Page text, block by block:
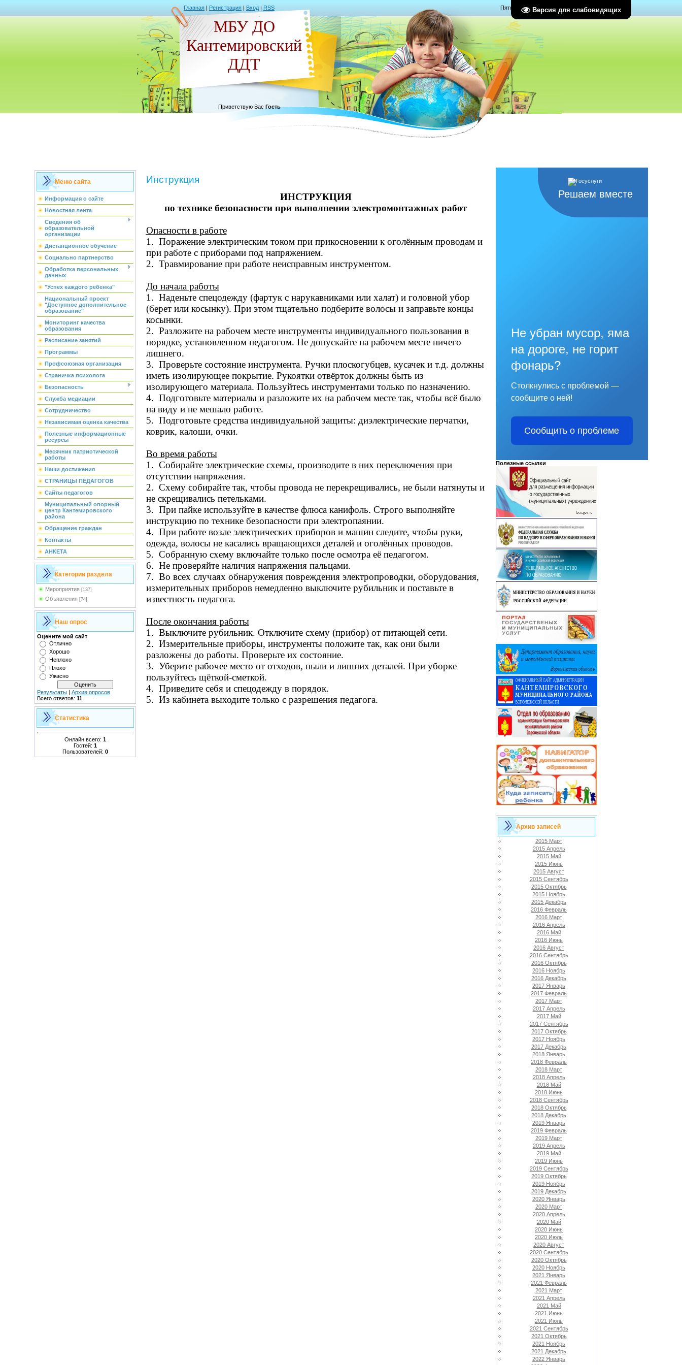
Версия для слабовидящих
Главная | Регистрация | Вход | RSS Пятница, 07.08.2026, 09:44
МБУ ДО
Кантемировский
ДДТ
Приветствую Вас Гость
Меню сайта
Информация о сайте
Новостная лента
Сведения об
образовательной
организации
Дистанционное обучение
Социально партнерство
Обработка персональных
данных
"Успех каждого ребенка"
Национальный проект
"Доступное дополнительное
образование"
Мониторинг качества
образования
Расписание занятий
Программы
Профсоюзная организация
Страничка психолога
Безопасность
Служба медиации
Сотрудничество
Независимая оценка качества
Полезные информационные
ресурсы
Месячник патриотической
работы
Наши достижения
СТРАНИЦЫ ПЕДАГОГОВ
Сайты педагогов
Муниципальный опорный
центр Кантемировского
района
Обращение граждан
Контакты
АНКЕТА
Категории раздела
Мероприятия [137]
Объявления [74]
Наш опрос
Оцените мой сайт
Отлично
Хорошо
Неплохо
Плохо
Ужасно
Результаты| Архив опросов
Всего ответов: 11
Статистика
Онлайн всего: 1
Гостей: 1
Пользователей: 0
Инструкция
ИНСТРУКЦИЯ
по технике безопасности при выполнении электромонтажных работ
Опасности в работе
1. Поражение электрическим током при прикосновении к оголённым проводам и
при работе с приборами под напряжением.
2. Травмирование при работе неисправным инструментом.
До начала работы
1. Наденьте спецодежду (фартук с нарукавниками или халат) и головной убор
(берет или косынку). При этом тщательно подберите волосы и заправьте концы
косынки.
2. Разложите на рабочем месте инструменты индивидуального пользования в
порядке, установленном педагогом. Не допускайте на рабочем месте ничего
лишнего.
3. Проверьте состояние инструмента. Ручки плоскогубцев, кусачек и т.д. должны
иметь изолирующее покрытие. Рукоятки отвёрток должны быть из
изолирующего материала. Пользуйтесь инструментами только по назначению.
4. Подготовьте материалы и разложите их на рабочем месте так, чтобы всё было
на виду и не мешало работе.
5. Подготовьте средства индивидуальной защиты: диэлектрические перчатки,
коврик, калоши, очки.
Во время работы
1. Собирайте электрические схемы, производите в них переключения при
отсутствии напряжения.
2. Схему собирайте так, чтобы провода не перекрещивались, не были натянуты и
не скрещивались петельками.
3. При пайке используйте в качестве флюса канифоль. Строго выполняйте
инструкцию по технике безопасности при электропаянии.
4. При работе возле электрических приборов и машин следите, чтобы руки,
одежда, волосы не касались вращающихся деталей и оголённых проводов.
5. Собранную схему включайте только после осмотра её педагогом.
6. Не проверяйте наличия напряжения пальцами.
7. Во всех случаях обнаружения повреждения электропроводки, оборудования,
измерительных приборов немедленно выключите рубильник и поставьте в
известность педагога.
После окончания работы
1. Выключите рубильник. Отключите схему (прибор) от питающей сети.
2. Измерительные приборы, инструменты положите так, как они были
разложены до работы. Проверьте их состояние.
3. Уберите рабочее место от отходов, пыли и лишних деталей. При уборке
пользуйтесь щёткой-сметкой.
4. Приведите себя и спецодежду в порядок.
5. Из кабинета выходите только с разрешения педагога.
Решаем вместе
Не убран мусор, яма
на дороге, не горит
фонарь?
Столкнулись с проблемой —
сообщите о ней!
Сообщить о проблеме
Полезные ссылки
Архив записей
2015 Март
2015 Апрель
2015 Май
2015 Июнь
2015 Август
2015 Сентябрь
2015 Октябрь
2015 Ноябрь
2015 Декабрь
2016 Февраль
2016 Март
2016 Апрель
2016 Май
2016 Июнь
2016 Август
2016 Сентябрь
2016 Октябрь
2016 Ноябрь
2016 Декабрь
2017 Январь
2017 Февраль
2017 Март
2017 Апрель
2017 Май
2017 Сентябрь
2017 Октябрь
2017 Ноябрь
2017 Декабрь
2018 Январь
2018 Февраль
2018 Март
2018 Апрель
2018 Май
2018 Июнь
2018 Сентябрь
2018 Октябрь
2018 Декабрь
2019 Январь
2019 Февраль
2019 Март
2019 Апрель
2019 Май
2019 Июнь
2019 Сентябрь
2019 Октябрь
2019 Ноябрь
2019 Декабрь
2020 Январь
2020 Март
2020 Апрель
2020 Май
2020 Июнь
2020 Июль
2020 Август
2020 Сентябрь
2020 Октябрь
2020 Ноябрь
2021 Январь
2021 Февраль
2021 Март
2021 Апрель
2021 Май
2021 Июнь
2021 Июль
2021 Сентябрь
2021 Октябрь
2021 Ноябрь
2021 Декабрь
2022 Январь